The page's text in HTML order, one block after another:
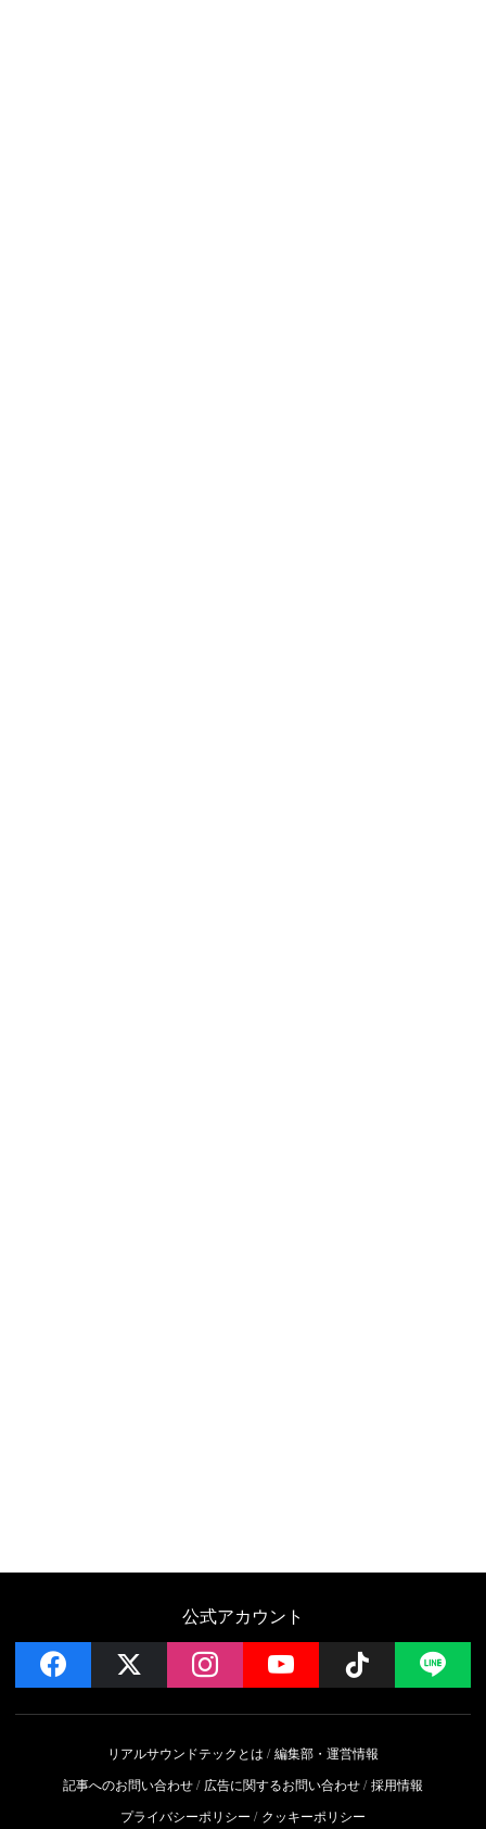
公式アカウント
facebook instagramYouTube Follow
リアルサウンドテックとは
編集部・運営情報
記事へのお問い合わせ
広告に関するお問い合わせ 採用情報
プライバシーポリシー
クッキーポリシー